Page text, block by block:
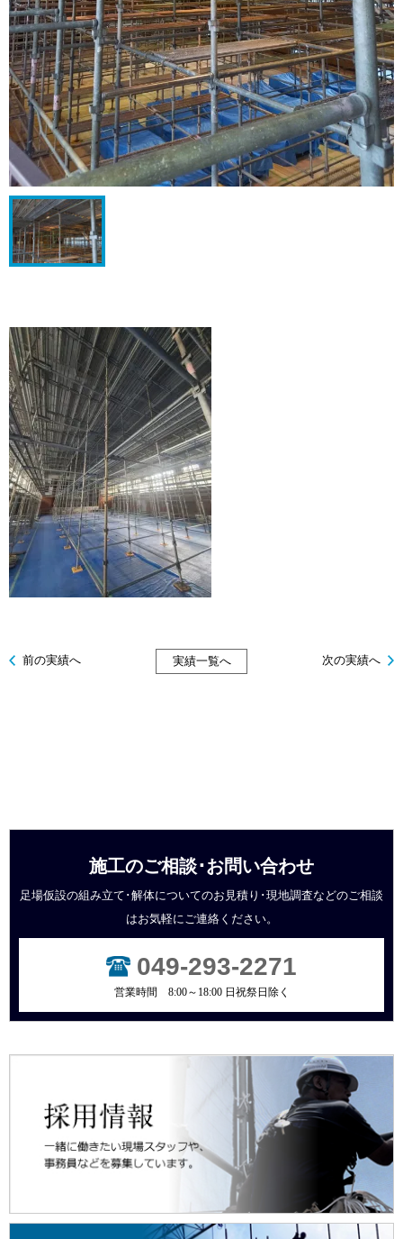
前の実績へ 実績一覧へ 次の実績へ
施工のご相談･お問い合わせ
足場仮設の組み立て･解体についてのお見積り･現地調査などのご相談
はお気軽にご連絡ください。
049-293-2271
営業時間 8:00～18:00 日祝祭日除く